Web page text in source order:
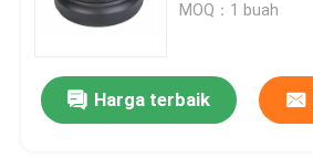
MOQ：1 buah
Harga terbaik